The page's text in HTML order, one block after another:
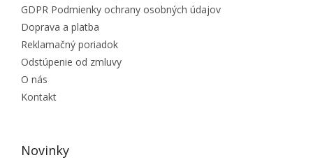
GDPR Podmienky ochrany osobných údajov
Doprava a platba
Reklamačný poriadok
Odstúpenie od zmluvy
O nás
Kontakt
Novinky